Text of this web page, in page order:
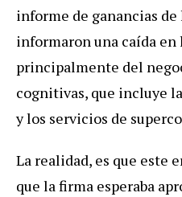
informe de ganancias
informaron una caída en
principalmente del
cognitivas, que incluye la
y los servicios de
La realidad, es que este
que la firma esperaba